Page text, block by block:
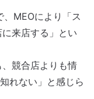
MEOにより「ス
来店する」とい
競合店よりも情
れない」と感じら